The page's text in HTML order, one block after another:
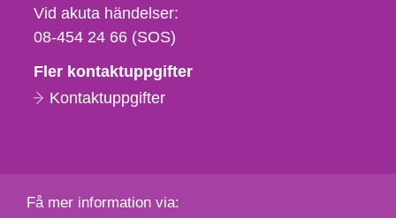
och
e-
Vid akuta händelser:
08-454 24 66 (SOS)
Fler kontaktuppgifter
Kontaktuppgifter
Få mer information via: